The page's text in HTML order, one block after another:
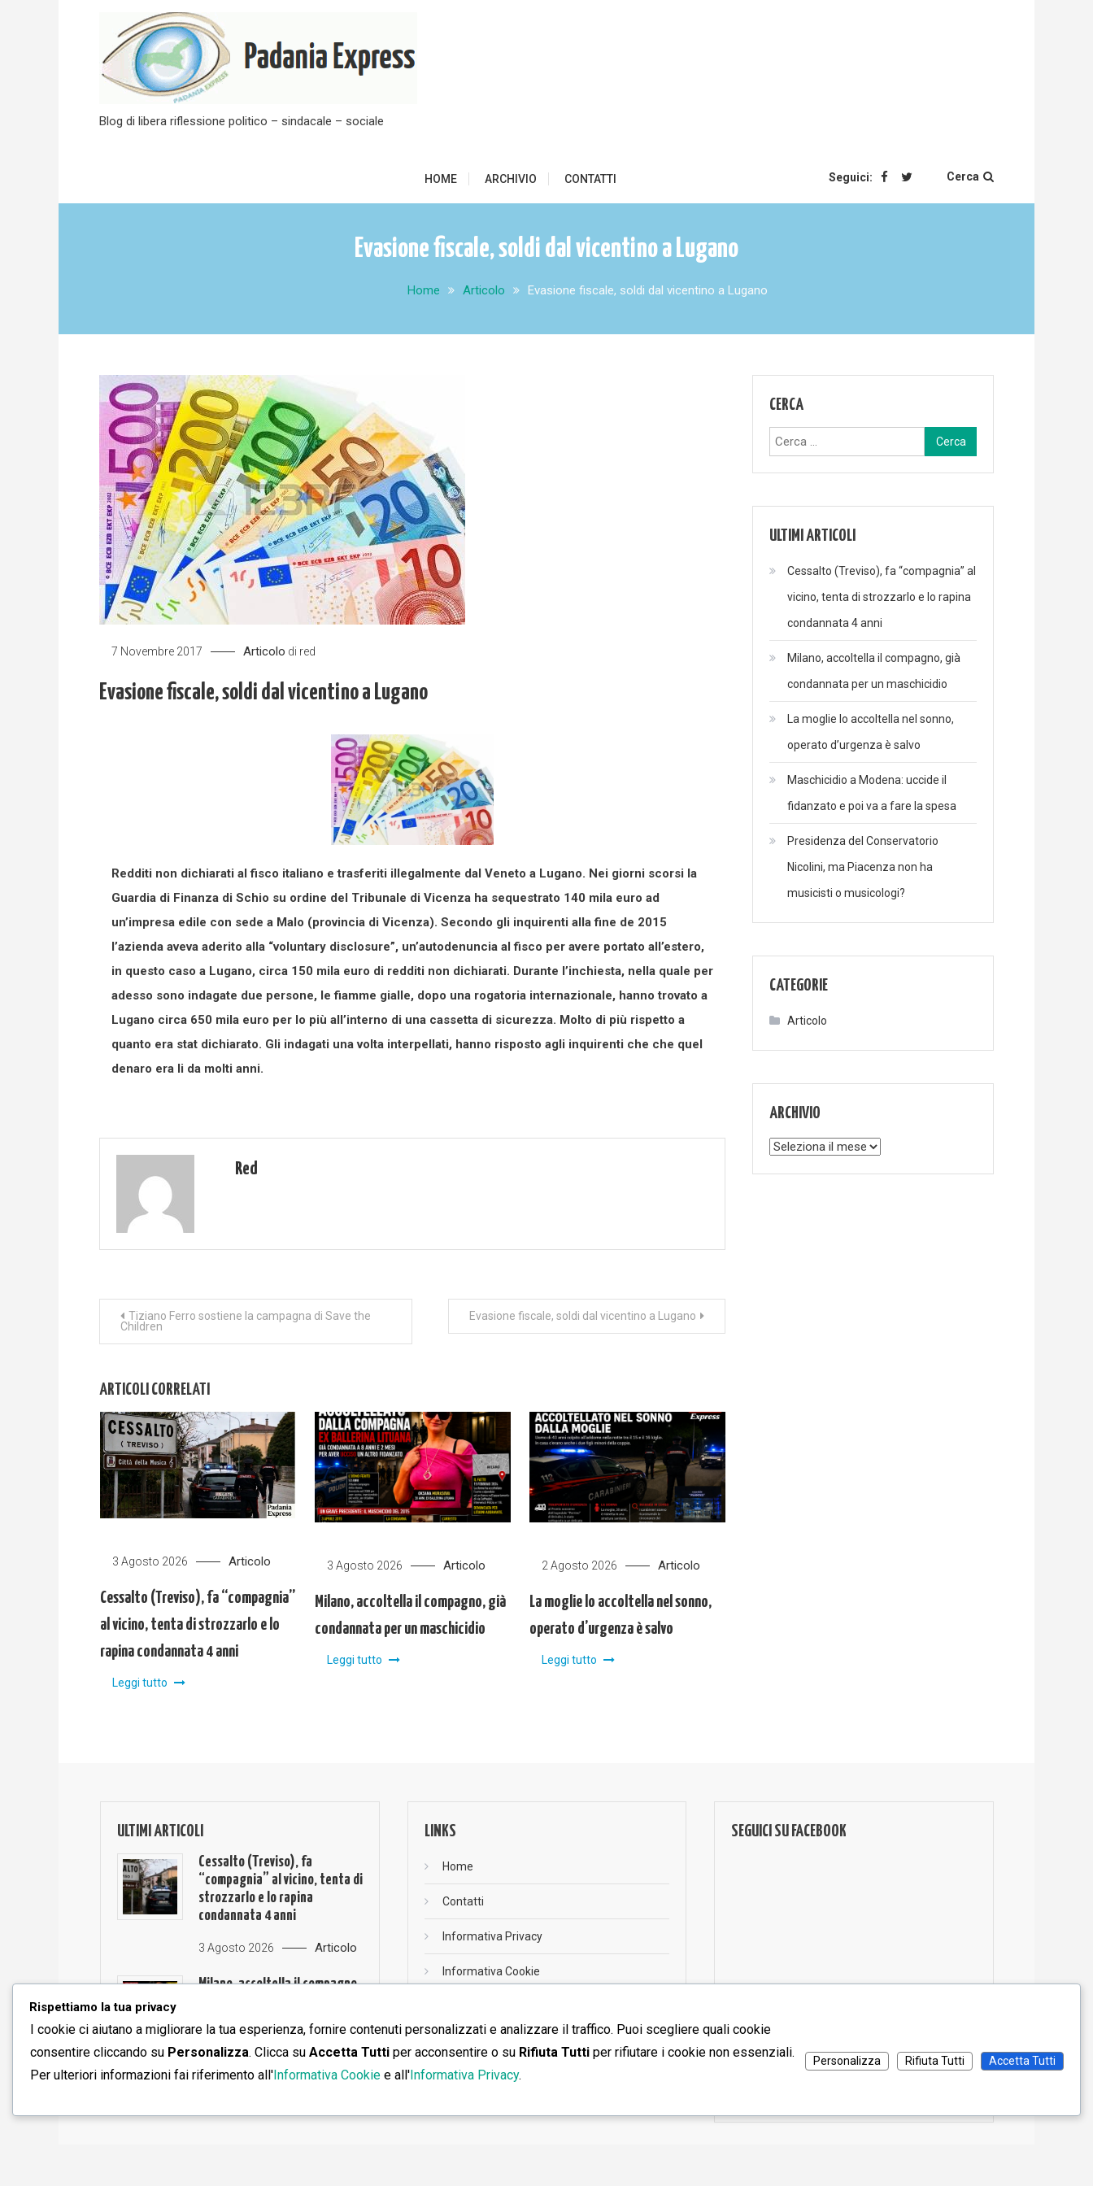
Blog di libera riflessione politico – sindacale – sociale
HOME ARCHIVIO CONTATTI Seguici: Cerca
Evasione fiscale, soldi dal vicentino a Lugano
Home Articolo Evasione fiscale, soldi dal vicentino a Lugano
7 Novembre 2017 Articolo di red
Evasione fiscale, soldi dal vicentino a Lugano
Redditi non dichiarati al fisco italiano e trasferiti illegalmente dal Veneto a Lugano. Nei giorni scorsi la
Guardia di Finanza di Schio su ordine del Tribunale di Vicenza ha sequestrato 140 mila euro ad
un’impresa edile con sede a Malo (provincia di Vicenza). Secondo gli inquirenti alla fine de 2015
l’azienda aveva aderito alla “voluntary disclosure”, un’autodenuncia al fisco per avere portato all’estero,
in questo caso a Lugano, circa 150 mila euro di redditi non dichiarati. Durante l’inchiesta, nella quale per
adesso sono indagate due persone, le fiamme gialle, dopo una rogatoria internazionale, hanno trovato a
Lugano circa 650 mila euro per lo più all’interno di una cassetta di sicurezza. Molto di più rispetto a
quanto era stat dichiarato. Gli indagati una volta interpellati, hanno risposto agli inquirenti che che quel
denaro era li da molti anni.
Red
Navigazione
Tiziano Ferro sostiene la campagna di Save the
Children
Evasione fiscale, soldi dal vicentino a Lugano
ARTICOLI CORRELATI
3 Agosto 2026 Articolo
Cessalto (Treviso), fa “compagnia”
al vicino, tenta di strozzarlo e lo
rapina condannata 4 anni
Leggi tutto
3 Agosto 2026 Articolo
Milano, accoltella il compagno, già
condannata per un maschicidio
Leggi tutto
2 Agosto 2026 Articolo
La moglie lo accoltella nel sonno,
operato d’urgenza è salvo
Leggi tutto
CERCA
Ricerca
per:
ULTIMI ARTICOLI
Cessalto (Treviso), fa “compagnia” al
vicino, tenta di strozzarlo e lo rapina
condannata 4 anni
Milano, accoltella il compagno, già
condannata per un maschicidio
La moglie lo accoltella nel sonno,
operato d’urgenza è salvo
Maschicidio a Modena: uccide il
fidanzato e poi va a fare la spesa
Presidenza del Conservatorio
Nicolini, ma Piacenza non ha
musicisti o musicologi?
CATEGORIE
Articolo
ARCHIVIO
Archivio
ULTIMI ARTICOLI
Cessalto (Treviso), fa
“compagnia” al vicino, tenta di
strozzarlo e lo rapina
condannata 4 anni
3 Agosto 2026 Articolo
Milano, accoltella il compagno,
3 Agosto 2026 Articolo
LINKS
Home
Contatti
Informativa Privacy
Informativa Cookie
RSS
RSS
SEGUICI SU FACEBOOK
Rispettiamo la tua privacy
I cookie ci aiutano a migliorare la tua esperienza, fornire contenuti personalizzati e analizzare il traffico. Puoi scegliere quali cookie
consentire cliccando su Personalizza. Clicca su Accetta Tutti per acconsentire o su Rifiuta Tutti per rifiutare i cookie non essenziali.
Per ulteriori informazioni fai riferimento all'Informativa Cookie e all'Informativa Privacy.
Personalizza Rifiuta Tutti Accetta Tutti